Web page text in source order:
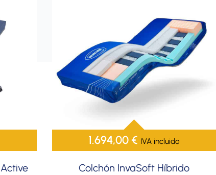
1.694,00€ IVA incluido
Colchón InvaSoft Híbrido